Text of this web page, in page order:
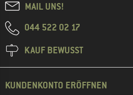
MAIL UNS!
044 522 02 17
KAUF BEWUSST
KUNDENKONTO ERÖFFNEN